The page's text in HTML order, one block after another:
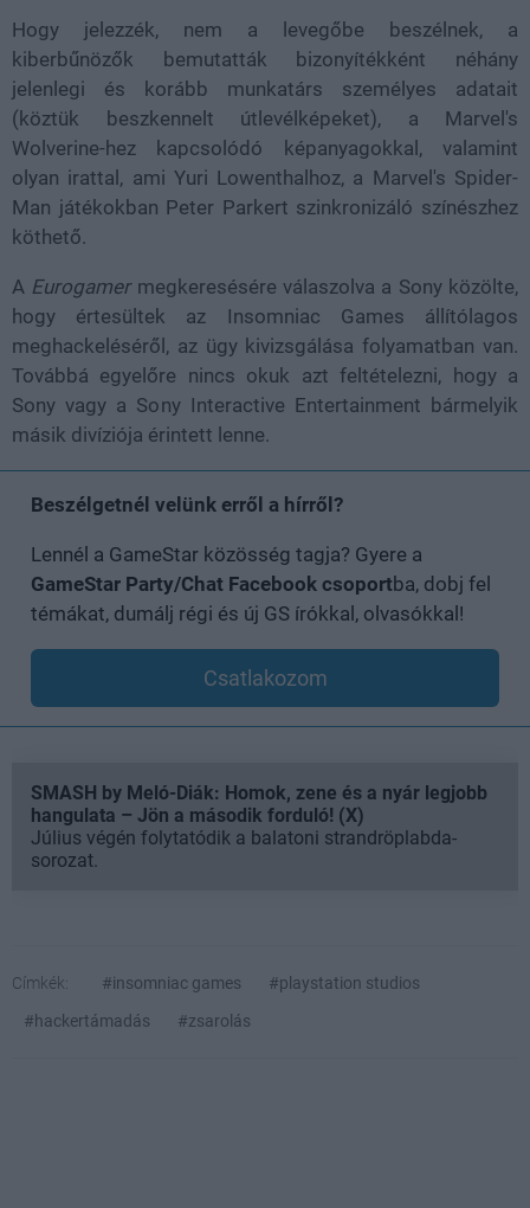
Hogy jelezzék, nem a levegőbe beszélnek, a
kiberbűnözők bemutatták bizonyítékként néhány
jelenlegi és korább munkatárs személyes adatait
(köztük beszkennelt útlevélképeket), a Marvel's
Wolverine-hez kapcsolódó képanyagokkal, valamint
olyan irattal, ami Yuri Lowenthalhoz, a Marvel's Spider-
Man játékokban Peter Parkert szinkronizáló színészhez
köthető.
A Eurogamermegkeresésére válaszolva a Sony közölte,
hogy értesültek az Insomniac Games állítólagos
meghackeléséről, az ügy kivizsgálása folyamatban van.
Továbbá egyelőre nincs okuk azt feltételezni, hogy a
Sony vagy a Sony Interactive Entertainment bármelyik
másik divíziója érintett lenne.
Beszélgetnél velünk erről a hírről?
Lennél a GameStar közösség tagja? Gyere a
GameStar Party/Chat Facebook csoportba, dobj fel
témákat, dumálj régi és új GS írókkal, olvasókkal!
Csatlakozom
SMASH by Meló-Diák: Homok, zene és a nyár legjobb
hangulata – Jön a második forduló! (X)
Július végén folytatódik a balatoni strandröplabda-
sorozat.
Címkék: #insomniac games
#playstation studios
#hackertámadás
#zsarolás